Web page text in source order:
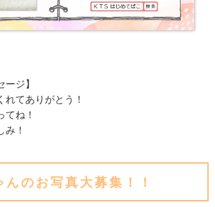
ジ】
てありがとう！
ね！
！
んのお写真大募集！！